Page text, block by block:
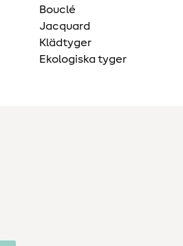
Bouclé
Jacquard
Klädtyger
Ekologiska tyger